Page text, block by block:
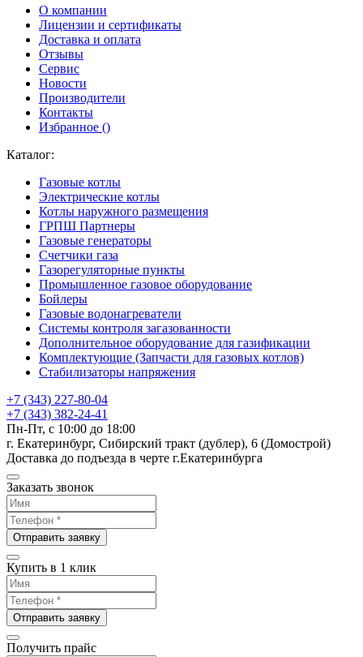
О компании
Лицензии и сертификаты
Доставка и оплата
Отзывы
Сервис
Новости
Производители
Контакты
Избранное ()
Каталог:
Газовые котлы
Электрические котлы
Котлы наружного размещения
ГРПШ Партнеры
Газовые генераторы
Счетчики газа
Газорегуляторные пункты
Промышленное газовое оборудование
Бойлеры
Газовые водонагреватели
Системы контроля загазованности
Дополнительное оборудование для газификации
Комплектующие (Запчасти для газовых котлов)
Стабилизаторы напряжения
+7 (343) 227-80-04
+7 (343) 382-24-41
Пн-Пт, с 10:00 до 18:00
г. Екатеринбург, Сибирский тракт (дублер), 6 (Домострой)
Доставка до подъезда в черте г.Екатеринбурга
Заказать звонок
Отправить заявку
Купить в 1 клик
Отправить заявку
Получить прайс